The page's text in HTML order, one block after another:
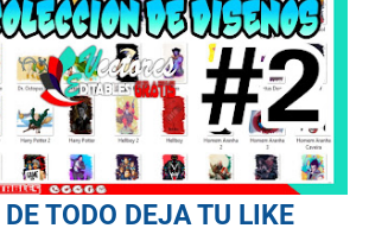
TODO DEJA TU LIKE